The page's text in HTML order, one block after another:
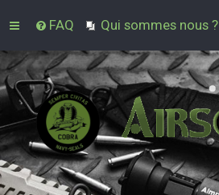
FAQ Qui sommes nous ?